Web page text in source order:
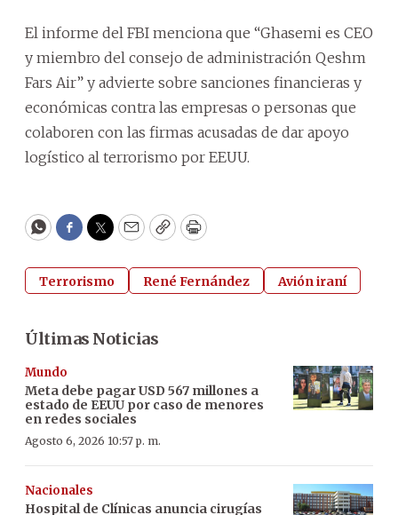
El informe del FBI menciona que “Ghasemi es CEO
y miembro del consejo de administración Qeshm
Fars Air” y advierte sobre sanciones financieras y
económicas contra las empresas o personas que
colaboren con las firmas acusadas de dar apoyo
logístico al terrorismo por EEUU.
WhatsApp
Facebook
Twitter
EmailCopyPrint
Terrorismo René Fernández Avión iraní
Últimas Noticias
Mundo
Meta debe pagar USD 567 millones a
estado de EEUU por caso de menores
en redes sociales
Agosto 6, 2026 10:57 p. m.
Nacionales
Hospital de Clínicas anuncia cirugías